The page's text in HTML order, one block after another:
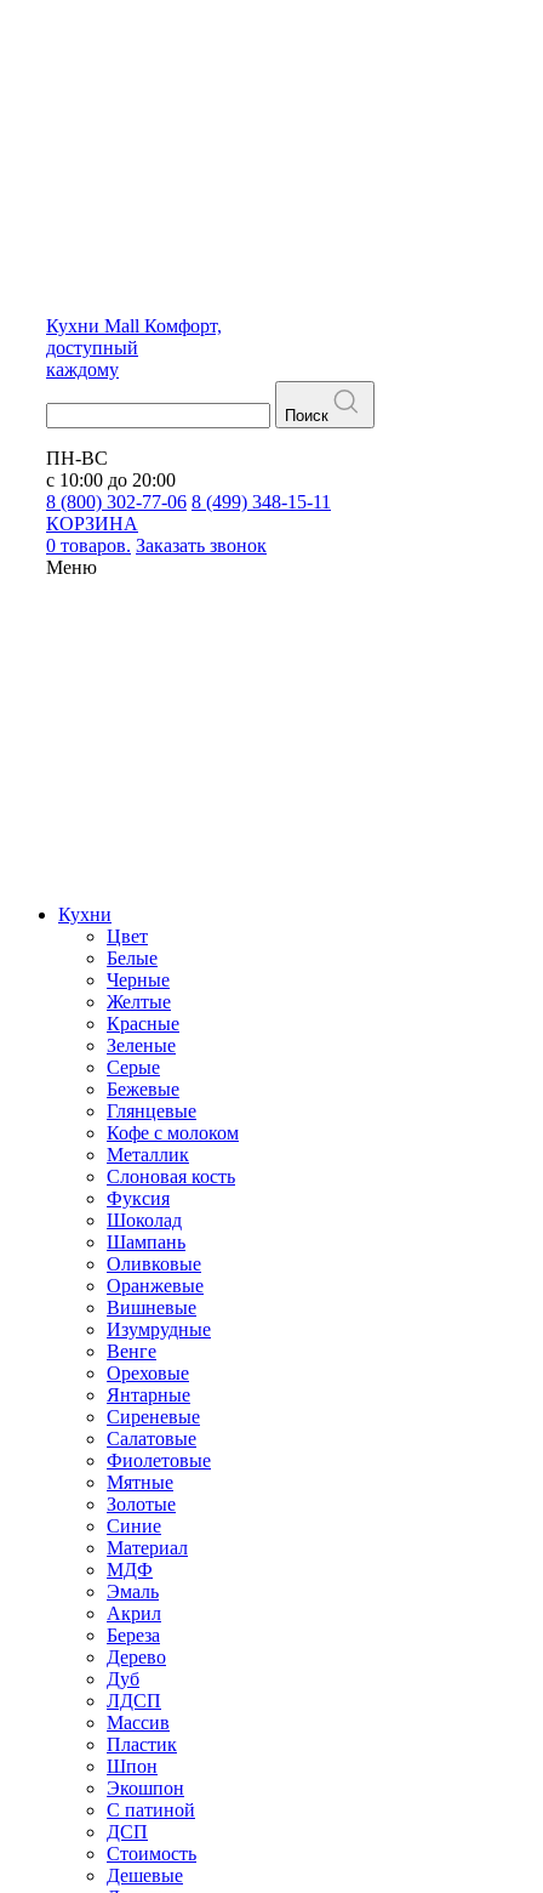
Кухни Mall Комфорт,
доступный
каждому
Поиск
ПН-ВС
с 10:00 до 20:00
8 (800) 302-77-06 8 (499) 348-15-11
КОРЗИНА
0 товаров. Заказать звонок
Меню
Кухни
Цвет
Белые
Черные
Желтые
Красные
Зеленые
Серые
Бежевые
Глянцевые
Кофе с молоком
Металлик
Слоновая кость
Фуксия
Шоколад
Шампань
Оливковые
Оранжевые
Вишневые
Изумрудные
Венге
Ореховые
Янтарные
Сиреневые
Салатовые
Фиолетовые
Мятные
Золотые
Синие
Материал
МДФ
Эмаль
Акрил
Береза
Дерево
Дуб
ЛДСП
Массив
Пластик
Шпон
Экошпон
С патиной
ДСП
Стоимость
Дешевые